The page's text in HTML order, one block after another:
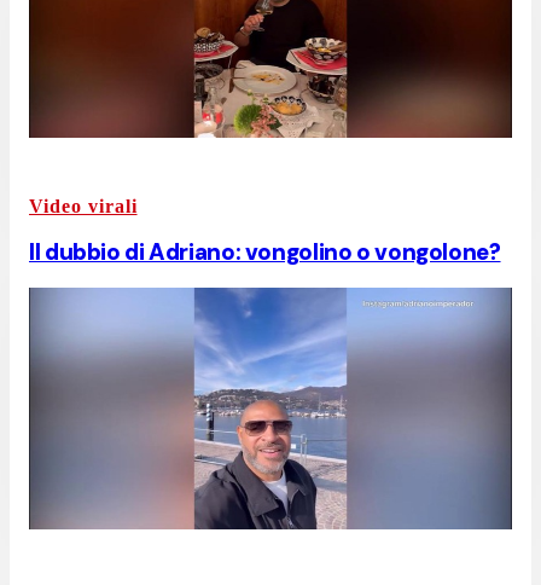
Video virali
Il dubbio di Adriano: vongolino o vongolone?